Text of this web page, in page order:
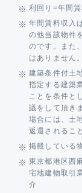
利回り=年間
年間賃料収入
の他当該物件
のです。また
はありません。
建築条件付土
指定する建築
ことを条件と
議をして頂き
場合には、土
返還されるこ
掲載している
東京都港区西
宅地建物取引
介